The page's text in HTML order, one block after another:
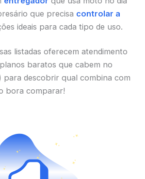
que precisa controlar a
ideais para cada tipo de uso.
listadas oferecem atendimento
baratos que cabem no
para descobrir qual combina com
bora comparar!